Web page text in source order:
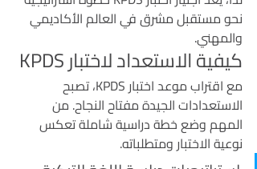
نحو مستقبل مشرق في العالم الأكاديمي
والمهني.
كيفية الاستعداد لاختبار KPDS
مع اقتراب موعد اختبار KPDS، تصبح
الاستعدادات الجيدة مفتاح النجاح. من
المهم وضع خطة دراسية شاملة تعكس
نوعية الاختبار ومتطلباته.